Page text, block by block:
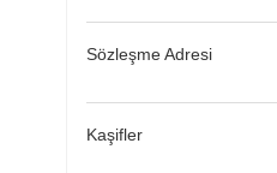
Sözleşme Adresi
Kaşifler